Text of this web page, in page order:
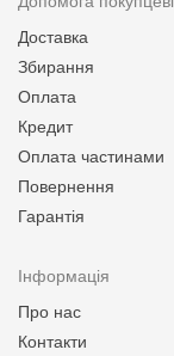
Доставка
Збирання
Оплата
Кредит
Оплата частинами
Повернення
Гарантія
Інформація
Про нас
Контакти